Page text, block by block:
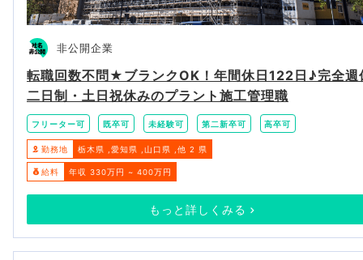
非公開企業
転職回数不問★ブランクOK！年間休日122日♪完全週
二日制・土日祝休みのプラント施工管理職
フリーター可 既卒可 未経験可 第二新卒可 高卒可
勤務地 栃木県 愛知県 山口県 他 2 県
給料 年収 330万円 ~ 400万円
もっと詳しくみる